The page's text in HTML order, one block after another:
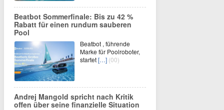
Beatbot Sommerfinale: Bis zu 42 %
Rabatt für einen rundum sauberen
Pool
Beatbot , führende
Marke für Poolroboter,
startet[…] (00)
Andrej Mangold spricht nach Kritik
offen über seine finanzielle Situation